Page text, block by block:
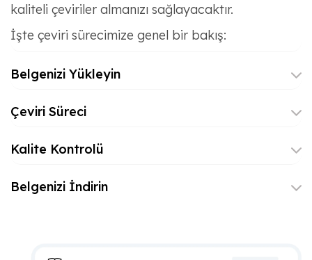
kaliteli çeviriler almanızı sağlayacaktır.
İşte çeviri sürecimize genel bir bakış:
Belgenizi Yükleyin
Çeviri Süreci
Kalite Kontrolü
Belgenizi İndirin